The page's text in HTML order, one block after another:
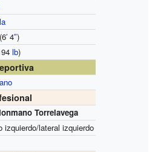
(6′4″)
lb)
Torrelavega
izquierdo/lateral izquierdo